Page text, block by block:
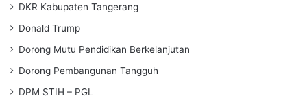
DKR Kabupaten Tangerang
Donald Trump
Dorong Mutu Pendidikan Berkelanjutan
Dorong Pembangunan Tangguh
DPM STIH – PGL